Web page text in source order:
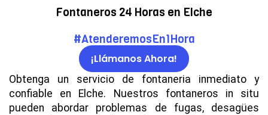
Fontaneros 24 Horas en Elche
#AtenderemosEn1Hora
¡Llámanos Ahora!
Obtenga un servicio de fontaneria inmediato y
confiable en Elche. Nuestros fontaneros in situ
pueden abordar problemas de fugas, desagües